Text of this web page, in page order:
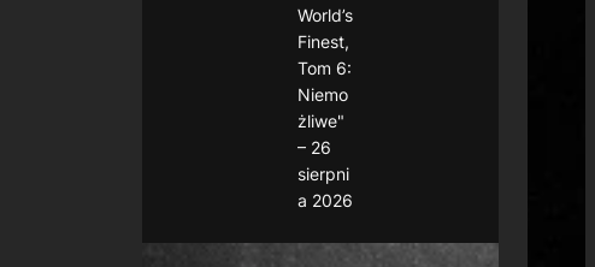
World’s
Finest,
Tom 6:
Niemo
żliwe"
– 26
sierpni
a 2026